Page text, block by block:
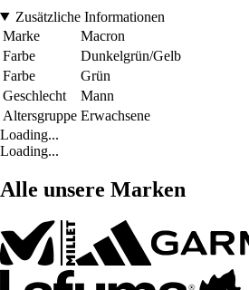
Zusätzliche Informationen
Marke
Macron
Farbe
Dunkelgrün/Gelb
Farbe
Grün
Geschlecht
Mann
Altersgruppe Erwachsene
Loading...
Loading...
Alle unsere Marken